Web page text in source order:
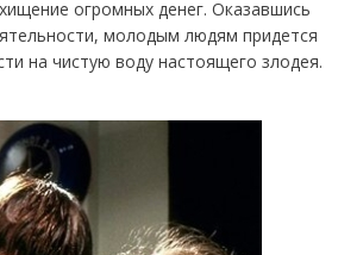
огромных денег. Оказавшись
молодым людям придется
на чистую воду настоящего злодея.